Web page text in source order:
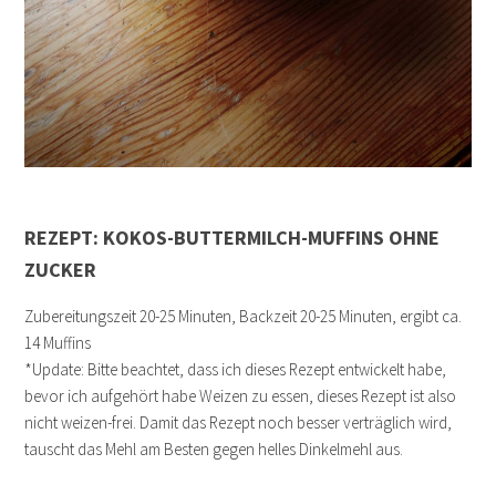
REZEPT: KOKOS-BUTTERMILCH-MUFFINS OHNE
ZUCKER
Zubereitungszeit 20-25 Minuten, Backzeit 20-25 Minuten, ergibt ca.
14 Muffins
*Update: Bitte beachtet, dass ich dieses Rezept entwickelt habe,
bevor ich aufgehört habe Weizen zu essen, dieses Rezept ist also
nicht weizen-frei. Damit das Rezept noch besser verträglich wird,
tauscht das Mehl am Besten gegen helles Dinkelmehl aus.